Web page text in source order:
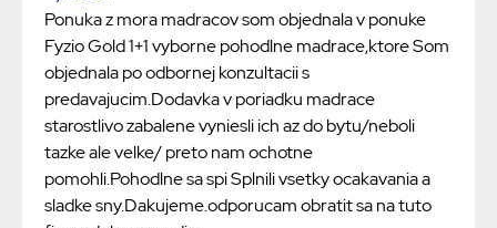
Ponuka z mora madracov som objednala v ponuke
Fyzio Gold 1+1 vyborne pohodlne madrace,ktore Som
objednala po odbornej konzultacii s
predavajucim.Dodavka v poriadku madrace
starostlivo zabalene vyniesli ich az do bytu/neboli
tazke ale velke/ preto nam ochotne
pomohli.Pohodlne sa spi Splnili vsetky ocakavania a
sladke sny.Dakujeme.odporucam obratit sa na tuto